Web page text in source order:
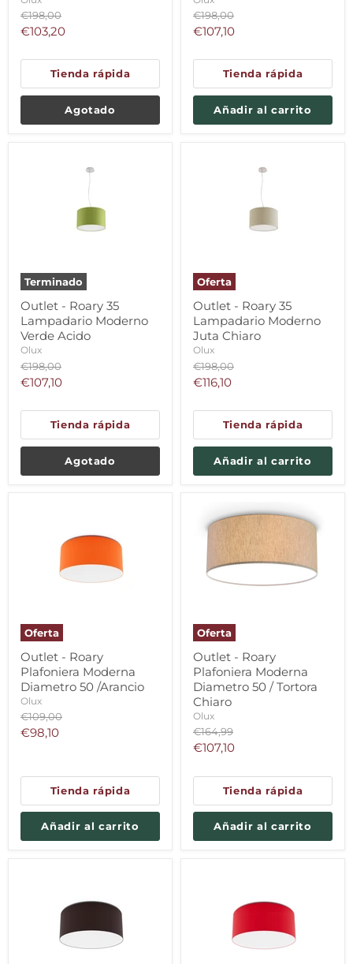
Precio
original
€198,00
Precio
€103,20
Tienda rápida
Agotado
Precio
original
€198,00
Precio
€107,10
Tienda rápida
Añadir al carrito
Terminado
Outlet - Roary 35
Lampadario Moderno
Verde Acido
Olux
Precio
original
€198,00
Precio
€107,10
Tienda rápida
Agotado
Oferta
Outlet - Roary 35
Lampadario Moderno
Juta Chiaro
Olux
Precio
original
€198,00
Precio
€116,10
Tienda rápida
Añadir al carrito
Oferta
Outlet - Roary
Plafoniera Moderna
Diametro 50 /Arancio
Olux
Precio
original
€109,00
Precio
€98,10
Tienda rápida
Añadir al carrito
Oferta
Outlet - Roary
Plafoniera Moderna
Diametro 50 / Tortora
Chiaro
Olux
Precio
original
€164,99
Precio
€107,10
Tienda rápida
Añadir al carrito